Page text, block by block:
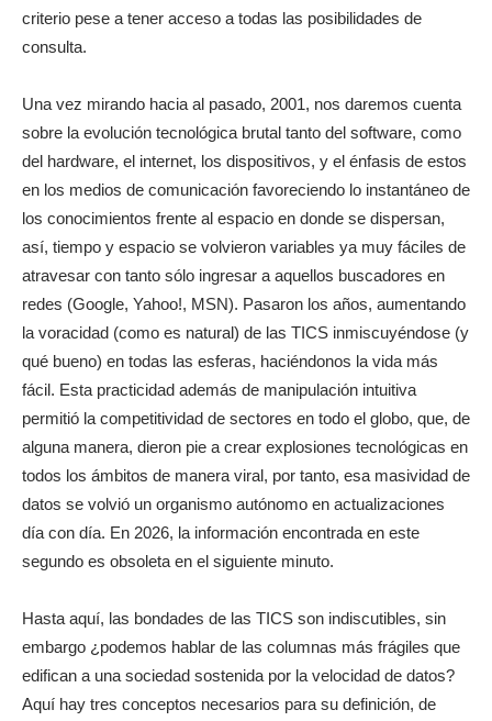
criterio pese a tener acceso a todas las posibilidades de
consulta.
Una vez mirando hacia al pasado, 2001, nos daremos cuenta
sobre la evolución tecnológica brutal tanto del software, como
del hardware, el internet, los dispositivos, y el énfasis de estos
en los medios de comunicación favoreciendo lo instantáneo de
los conocimientos frente al espacio en donde se dispersan,
así, tiempo y espacio se volvieron variables ya muy fáciles de
atravesar con tanto sólo ingresar a aquellos buscadores en
redes (Google, Yahoo!, MSN). Pasaron los años, aumentando
la voracidad (como es natural) de las TICS inmiscuyéndose (y
qué bueno) en todas las esferas, haciéndonos la vida más
fácil. Esta practicidad además de manipulación intuitiva
permitió la competitividad de sectores en todo el globo, que, de
alguna manera, dieron pie a crear explosiones tecnológicas en
todos los ámbitos de manera viral, por tanto, esa masividad de
datos se volvió un organismo autónomo en actualizaciones
día con día. En 2026, la información encontrada en este
segundo es obsoleta en el siguiente minuto.
Hasta aquí, las bondades de las TICS son indiscutibles, sin
embargo ¿podemos hablar de las columnas más frágiles que
edifican a una sociedad sostenida por la velocidad de datos?
Aquí hay tres conceptos necesarios para su definición, de